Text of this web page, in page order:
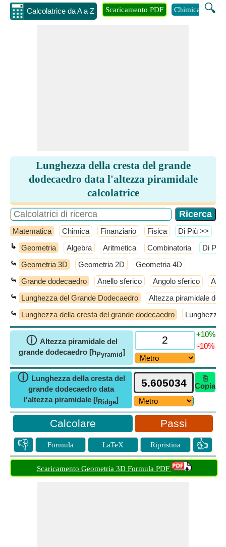
Calcolatrice da A a Z 🔍
Scaricamento PDF Chimica
Lunghezza della cresta del grande
dodecaedro data l'altezza piramidale
calcolatrice
Matematica Chimica Finanziario Fisica ​Di Più >>
↳ Geometria Algebra Aritmetica Combinatoria ​Di Più
⤿ Geometria 3D Geometria 2D Geometria 4D
⤿ Grande dodecaedro Anello sferico Angolo sferico
⤿ Lunghezza del Grande Dodecaedro Altezza piramidale del
⤿ Lunghezza della cresta del grande dodecaedro Lunghezza
ⓘ Altezza piramidale del
grande dodecaedro [hPyramid]
+10%
-10%
ⓘ Lunghezza della cresta del
grande dodecaedro data
l'altezza piramidale [l Ridge]
⎘
Copia
Passi
👎 Formula LaTeX Ripristina 👍
Scaricamento Geometria 3D Formula PDF